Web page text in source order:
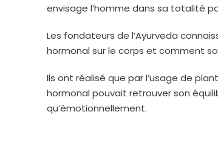
envisage l’homme dans sa totalité
Les fondateurs de l’Ayurveda
hormonal sur le corps et comment
Ils ont réalisé que par l’usage de
hormonal pouvait retrouver son
qu’émotionnellement.